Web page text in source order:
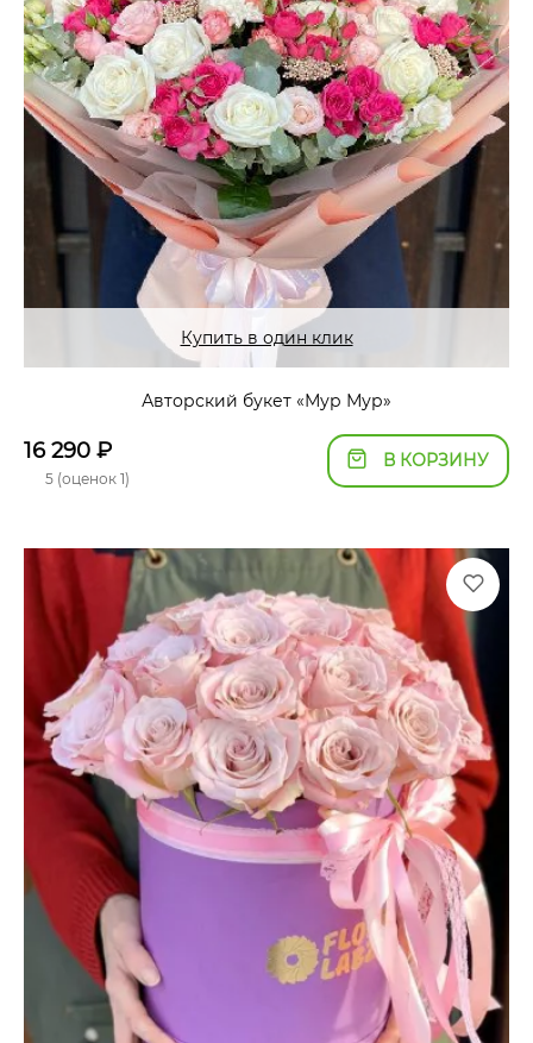
Купить в один клик
Авторский букет «Мур Мур»
16 290 ₽
5 (оценок 1)
В КОРЗИНУ